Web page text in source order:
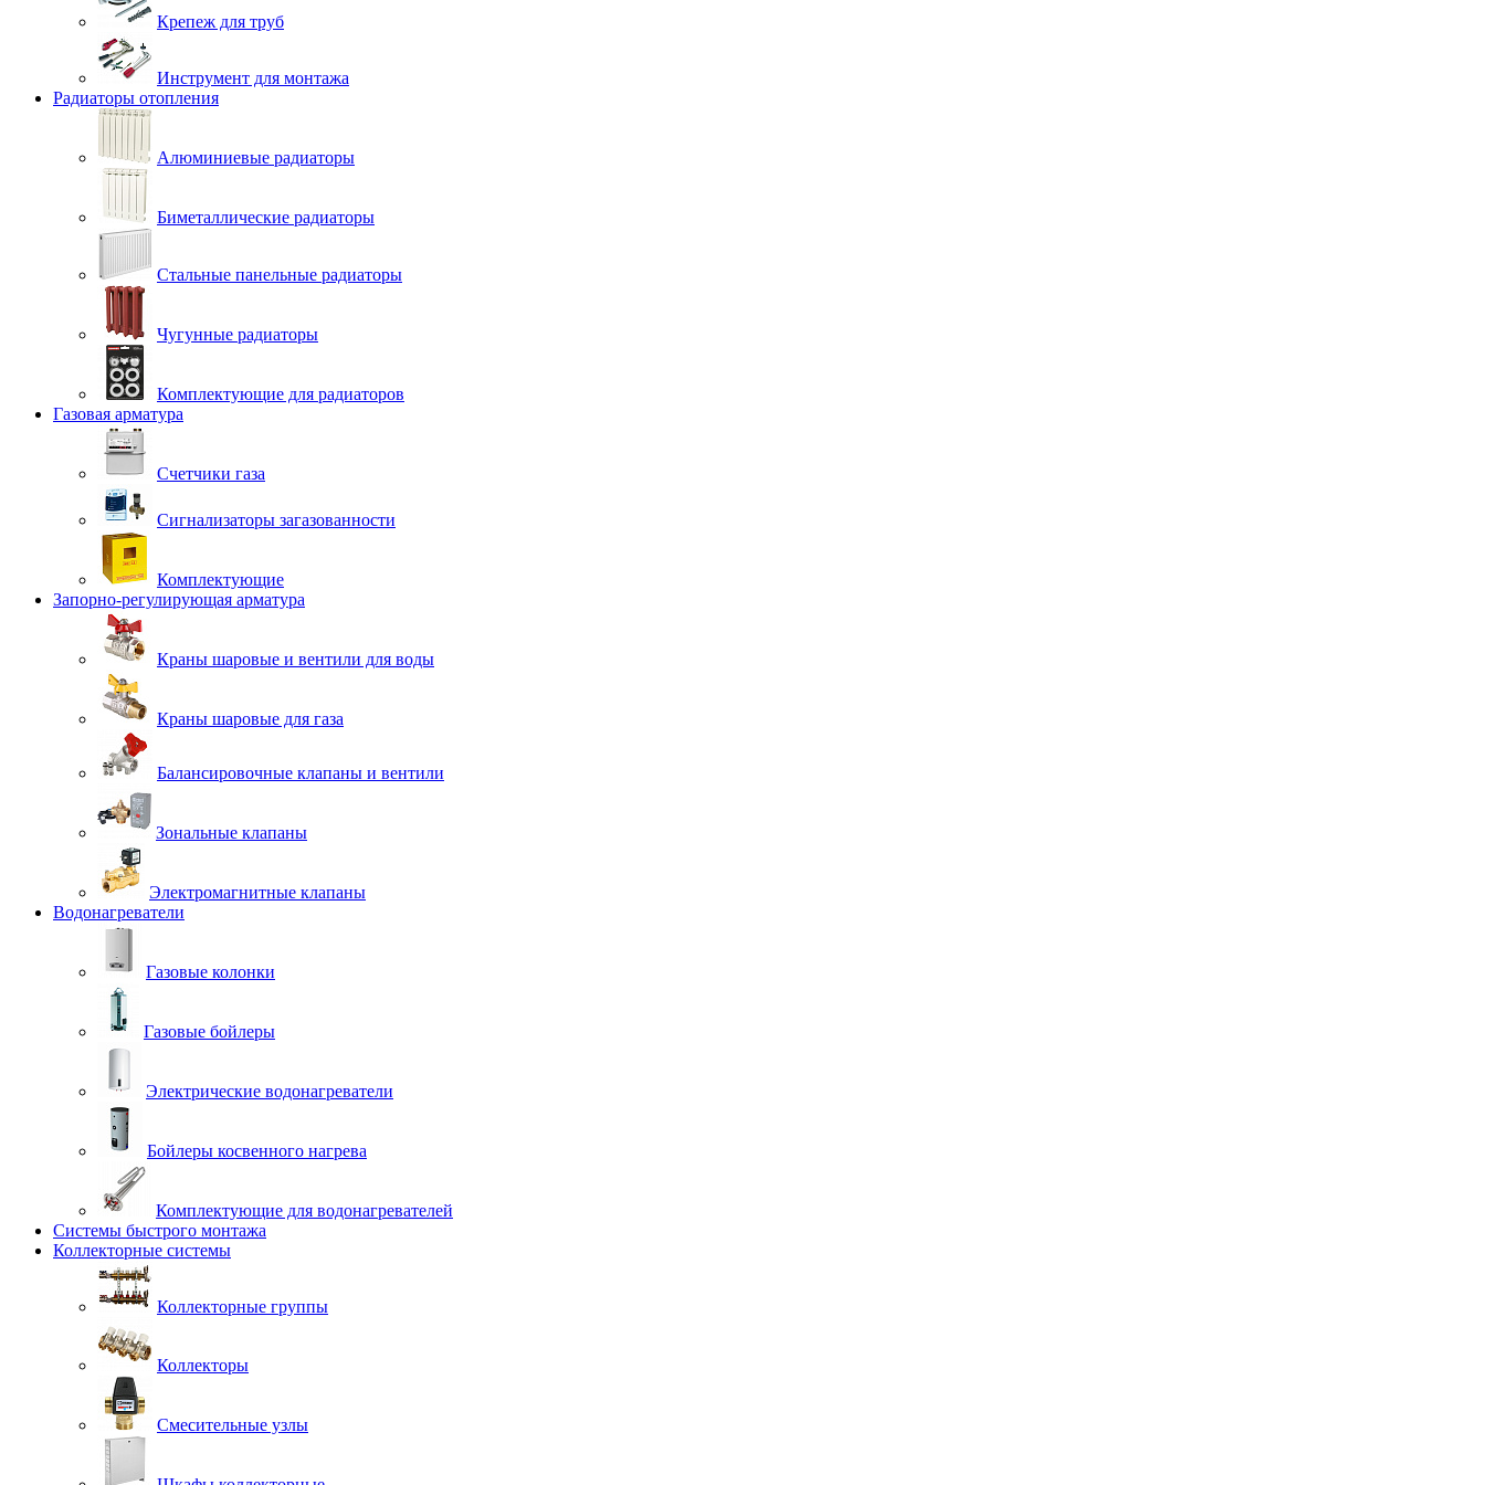
Крепеж для труб
Инструмент для монтажа
Радиаторы отопления
Алюминиевые радиаторы
Биметаллические радиаторы
Стальные панельные радиаторы
Чугунные радиаторы
Комплектующие для радиаторов
Газовая арматура
Счетчики газа
Сигнализаторы загазованности
Комплектующие
Запорно-регулирующая арматура
Краны шаровые и вентили для воды
Краны шаровые для газа
Балансировочные клапаны и вентили
Зональные клапаны
Электромагнитные клапаны
Водонагреватели
Газовые колонки
Газовые бойлеры
Электрические водонагреватели
Бойлеры косвенного нагрева
Комплектующие для водонагревателей
Системы быстрого монтажа
Коллекторные системы
Коллекторные группы
Коллекторы
Смесительные узлы